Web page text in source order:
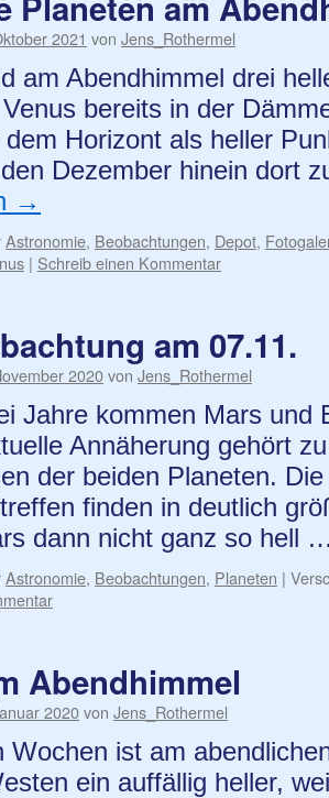
2021 von Jens_Rothermel
am Abendhimmel drei
bereits in der
Horizont als heller
Dezember hinein dort
→
Astronomie, Beobachtungen, Depot,
| Schreib einen Kommentar
am 07.11.
2020von Jens_Rothermel
Jahre kommen Mars und
Annäherung gehört
der beiden Planeten.
finden in deutlich
dann nicht ganz so hell
Astronomie, Beobachtungen, Planeten |
Abendhimmel
2020von Jens_Rothermel
Wochen ist am
ein auffällig heller,